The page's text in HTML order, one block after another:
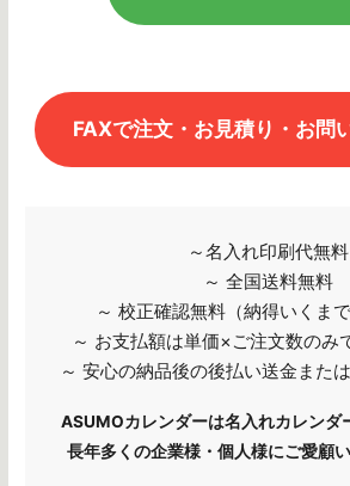
FAXで注文・お見積り・お問
～名入れ印刷代無料
～ 全国送料無料
～ 校正確認無料（納得いくまで
～ お支払額は単価×ご注文数のみ
～ 安心の納品後の後払い送金また
ASUMOカレンダーは名入れカレンダ
長年多くの企業様・個人様にご愛顧